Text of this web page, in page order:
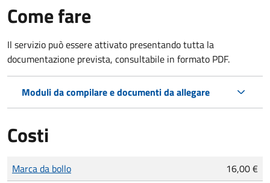
Come fare
Il servizio può essere attivato presentando tutta la
documentazione prevista, consultabile in formato PDF.
Moduli da compilare e documenti da allegare
Costi
Tipo di pagamento
Importo
Marca da bollo 16,00 €